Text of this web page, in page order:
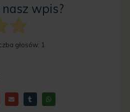
nasz wpis?
głosów: 1